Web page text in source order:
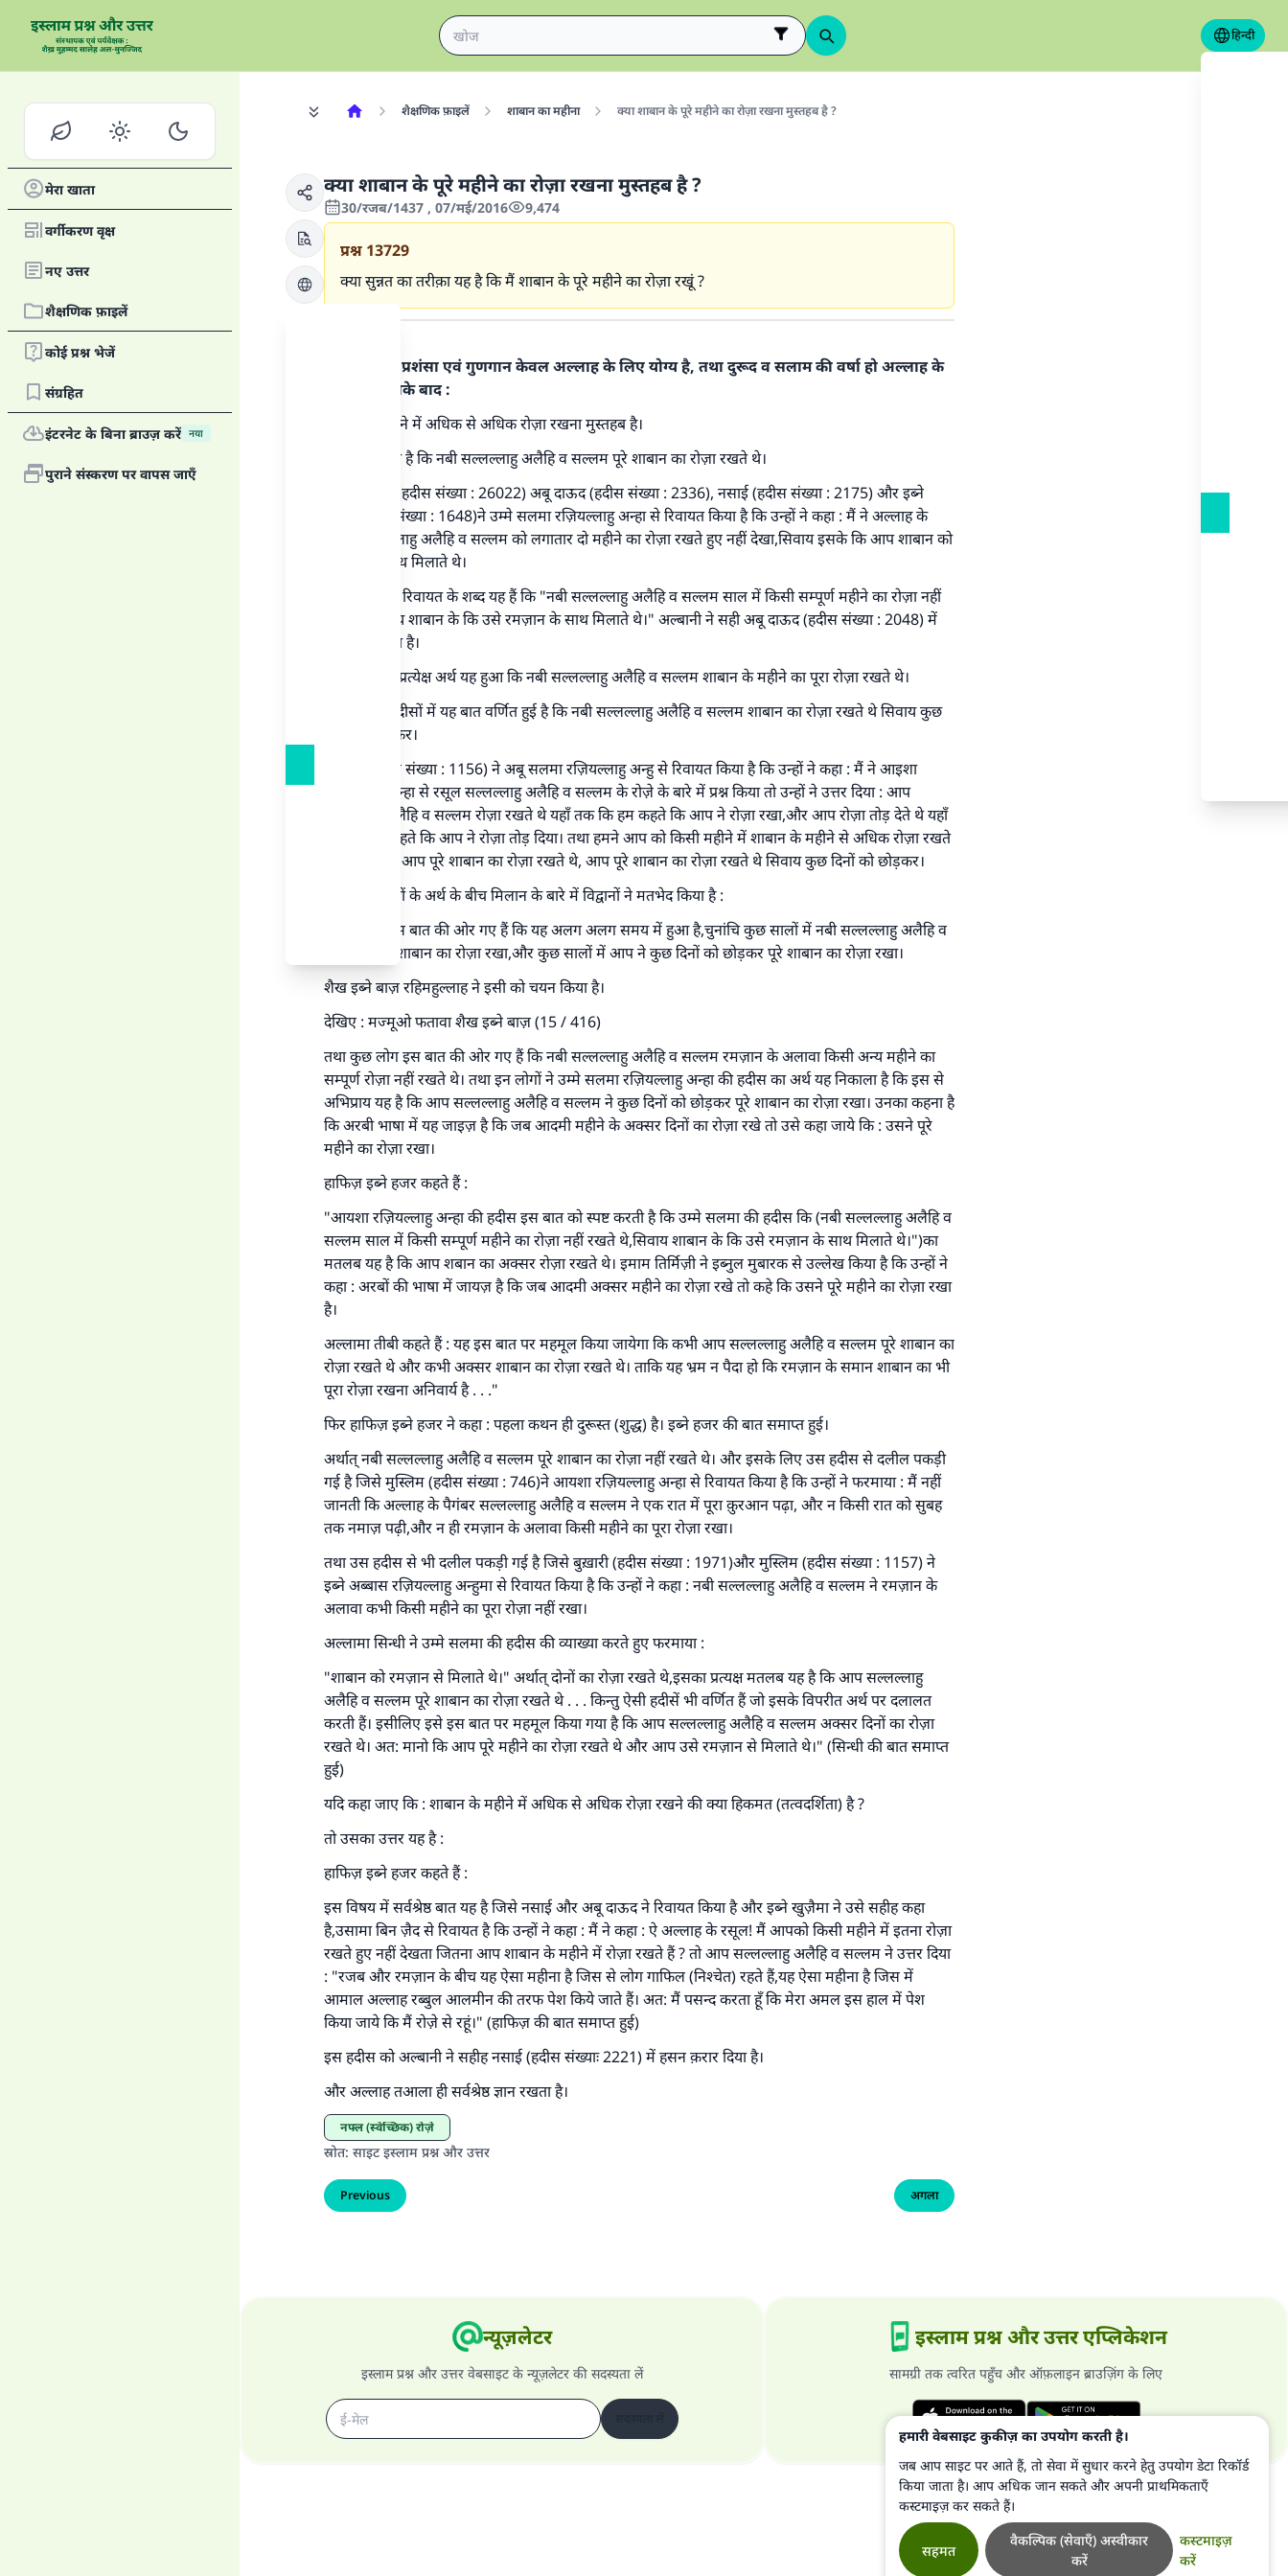
हिन्दी
मेरा खाता
वर्गीकरण वृक्ष
नए उत्तर
शैक्षणिक फ़ाइलें
कोई प्रश्न भेजें
संग्रहित
इंटरनेट के बिना ब्राउज़ करें नया
पुराने संस्करण पर वापस जाएँ
शैक्षणिक फ़ाइलें शाबान का महीना क्या शाबान के पूरे महीने का रोज़ा रखना मुस्तहब है ?
क्या शाबान के पूरे महीने का रोज़ा रखना मुस्तहब है ?
30/रजब/1437 , 07/मई/2016 9,474
प्रश्न 13729
क्या सुन्नत का तरीक़ा यह है कि मैं शाबान के पूरे महीने का रोज़ा रखूं ?
हर प्रकार की प्रशंसा एवं गुणगान केवल अल्लाह के लिए योग्य है, तथा दुरूद व सलाम की वर्षा हो अल्लाह के
रसूल पर। इसके बाद :
शाबान के महीने में अधिक से अधिक रोज़ा रखना मुस्तहब है।
यह बात वर्णित है कि नबी सल्लल्लाहु अलैहि व सल्लम पूरे शाबान का रोज़ा रखते थे।
इमाइ अहमद (हदीस संख्या : 26022) अबू दाऊद (हदीस संख्या : 2336), नसाई (हदीस संख्या : 2175) और इब्ने
माजा (हदीस संख्या : 1648)ने उम्मे सलमा रज़ियल्लाहु अन्हा से रिवायत किया है कि उन्हों ने कहा : मैं ने अल्लाह के
पैगंबर सल्लल्लाहु अलैहि व सल्लम को लगातार दो महीने का रोज़ा रखते हुए नहीं देखा,सिवाय इसके कि आप शाबान को
रमज़ान के साथ मिलाते थे।
अबू दाऊद की रिवायत के शब्द यह हैं कि "नबी सल्लल्लाहु अलैहि व सल्लम साल में किसी सम्पूर्ण महीने का रोज़ा नहीं
रखते थे,सिवाय शाबान के कि उसे रमज़ान के साथ मिलाते थे।" अल्बानी ने सही अबू दाऊद (हदीस संख्या : 2048) में
इसे सहीह कहा है।
इस हदीस का प्रत्येक्ष अर्थ यह हुआ कि नबी सल्लल्लाहु अलैहि व सल्लम शाबान के महीने का पूरा रोज़ा रखते थे।
किन्तु दूसरी हदीसों में यह बात वर्णित हुई है कि नबी सल्लल्लाहु अलैहि व सल्लम शाबान का रोज़ा रखते थे सिवाय कुछ
दिनों को छोड़कर।
मुस्लिम (हदीस संख्या : 1156) ने अबू सलमा रज़ियल्लाहु अन्हु से रिवायत किया है कि उन्हों ने कहा : मैं ने आइशा
रज़ियल्लाहु अन्हा से रसूल सल्लल्लाहु अलैहि व सल्लम के रोज़े के बारे में प्रश्न किया तो उन्हों ने उत्तर दिया : आप
सल्लल्लाहु अलैहि व सल्लम रोज़ा रखते थे यहाँ तक कि हम कहते कि आप ने रोज़ा रखा,और आप रोज़ा तोड़ देते थे यहाँ
तक कि हम कहते कि आप ने रोज़ा तोड़ दिया। तथा हमने आप को किसी महीने में शाबान के महीने से अधिक रोज़ा रखते
हुए नहीं देखा। आप पूरे शाबान का रोज़ा रखते थे, आप पूरे शाबान का रोज़ा रखते थे सिवाय कुछ दिनों को छोड़कर।
इन दोनों हदीसों के अर्थ के बीच मिलान के बारे में विद्वानों ने मतभेद किया है :
कुछ विद्वान इस बात की ओर गए हैं कि यह अलग अलग समय में हुआ है,चुनांचि कुछ सालों में नबी सल्लल्लाहु अलैहि व
सल्लम ने पूरे शाबान का रोज़ा रखा,और कुछ सालों में आप ने कुछ दिनों को छोड़कर पूरे शाबान का रोज़ा रखा।
शैख इब्ने बाज़ रहिमहुल्लाह ने इसी को चयन किया है।
देखिए : मज्मूओ फतावा शैख इब्ने बाज़ (15 / 416)
तथा कुछ लोग इस बात की ओर गए हैं कि नबी सल्लल्लाहु अलैहि व सल्लम रमज़ान के अलावा किसी अन्य महीने का
सम्पूर्ण रोज़ा नहीं रखते थे। तथा इन लोगों ने उम्मे सलमा रज़ियल्लाहु अन्हा की हदीस का अर्थ यह निकाला है कि इस से
अभिप्राय यह है कि आप सल्लल्लाहु अलैहि व सल्लम ने कुछ दिनों को छोड़कर पूरे शाबान का रोज़ा रखा। उनका कहना है
कि अरबी भाषा में यह जाइज़ है कि जब आदमी महीने के अक्सर दिनों का रोज़ा रखे तो उसे कहा जाये कि : उसने पूरे
महीने का रोज़ा रखा।
हाफिज़ इब्ने हजर कहते हैं :
"आयशा रज़ियल्लाहु अन्हा की हदीस इस बात को स्पष्ट करती है कि उम्मे सलमा की हदीस कि (नबी सल्लल्लाहु अलैहि व
सल्लम साल में किसी सम्पूर्ण महीने का रोज़ा नहीं रखते थे,सिवाय शाबान के कि उसे रमज़ान के साथ मिलाते थे।")का
मतलब यह है कि आप शबान का अक्सर रोज़ा रखते थे। इमाम तिर्मिज़ी ने इब्नुल मुबारक से उल्लेख किया है कि उन्हों ने
कहा : अरबों की भाषा में जायज़ है कि जब आदमी अक्सर महीने का रोज़ा रखे तो कहे कि उसने पूरे महीने का रोज़ा रखा
है।
अल्लामा तीबी कहते हैं : यह इस बात पर महमूल किया जायेगा कि कभी आप सल्लल्लाहु अलैहि व सल्लम पूरे शाबान का
रोज़ा रखते थे और कभी अक्सर शाबान का रोज़ा रखते थे। ताकि यह भ्रम न पैदा हो कि रमज़ान के समान शाबान का भी
पूरा रोज़ा रखना अनिवार्य है . . ."
फिर हाफिज़ इब्ने हजर ने कहा : पहला कथन ही दुरूस्त (शुद्ध) है। इब्ने हजर की बात समाप्त हुई।
अर्थात् नबी सल्लल्लाहु अलैहि व सल्लम पूरे शाबान का रोज़ा नहीं रखते थे। और इसके लिए उस हदीस से दलील पकड़ी
गई है जिसे मुस्लिम (हदीस संख्या : 746)ने आयशा रज़ियल्लाहु अन्हा से रिवायत किया है कि उन्हों ने फरमाया : मैं नहीं
जानती कि अल्लाह के पैगंबर सल्लल्लाहु अलैहि व सल्लम ने एक रात में पूरा क़ुरआन पढ़ा, और न किसी रात को सुबह
तक नमाज़ पढ़ी,और न ही रमज़ान के अलावा किसी महीने का पूरा रोज़ा रखा।
तथा उस हदीस से भी दलील पकड़ी गई है जिसे बुख़ारी (हदीस संख्या : 1971)और मुस्लिम (हदीस संख्या : 1157) ने
इब्ने अब्बास रज़ियल्लाहु अन्हुमा से रिवायत किया है कि उन्हों ने कहा : नबी सल्लल्लाहु अलैहि व सल्लम ने रमज़ान के
अलावा कभी किसी महीने का पूरा रोज़ा नहीं रखा।
अल्लामा सिन्धी ने उम्मे सलमा की हदीस की व्याख्या करते हुए फरमाया :
"शाबान को रमज़ान से मिलाते थे।" अर्थात् दोनों का रोज़ा रखते थे,इसका प्रत्यक्ष मतलब यह है कि आप सल्लल्लाहु
अलैहि व सल्लम पूरे शाबान का रोज़ा रखते थे . . . किन्तु ऐसी हदीसें भी वर्णित हैं जो इसके विपरीत अर्थ पर दलालत
करती हैं। इसीलिए इसे इस बात पर महमूल किया गया है कि आप सल्लल्लाहु अलैहि व सल्लम अक्सर दिनों का रोज़ा
रखते थे। अत: मानो कि आप पूरे महीने का रोज़ा रखते थे और आप उसे रमज़ान से मिलाते थे।" (सिन्धी की बात समाप्त
हुई)
यदि कहा जाए कि : शाबान के महीने में अधिक से अधिक रोज़ा रखने की क्या हिकमत (तत्वदर्शिता) है ?
तो उसका उत्तर यह है :
हाफिज़ इब्ने हजर कहते हैं :
इस विषय में सर्वश्रेष्ठ बात यह है जिसे नसाई और अबू दाऊद ने रिवायत किया है और इब्ने खुज़ैमा ने उसे सहीह कहा
है,उसामा बिन ज़ैद से रिवायत है कि उन्हों ने कहा : मैं ने कहा : ऐ अल्लाह के रसूल! मैं आपको किसी महीने में इतना रोज़ा
रखते हुए नहीं देखता जितना आप शाबान के महीने में रोज़ा रखते हैं ? तो आप सल्लल्लाहु अलैहि व सल्लम ने उत्तर दिया
: "रजब और रमज़ान के बीच यह ऐसा महीना है जिस से लोग गाफिल (निश्चेत) रहते हैं,यह ऐसा महीना है जिस में
आमाल अल्लाह रब्बुल आलमीन की तरफ पेश किये जाते हैं। अत: मैं पसन्द करता हूँ कि मेरा अमल इस हाल में पेश
किया जाये कि मैं रोज़े से रहूं।" (हाफिज़ की बात समाप्त हुई)
इस हदीस को अल्बानी ने सहीह नसाई (हदीस संख्याः 2221) में हसन क़रार दिया है।
और अल्लाह तआला ही सर्वश्रेष्ठ ज्ञान रखता है।
नफ्ल (स्वेच्छिक) रोज़े
स्रोत: साइट इस्लाम प्रश्न और उत्तर
Previous अगला
न्यूज़लेटर
इस्लाम प्रश्न और उत्तर वेबसाइट के न्यूज़लेटर की सदस्यता लें
इस्लाम प्रश्न और उत्तर एप्लिकेशन
सामग्री तक त्वरित पहुँच और ऑफ़लाइन ब्राउज़िंग के लिए
उम्मत के प्रश्नों का उत्तर देने में हमारी सहायता करें
अल्लाह के रसूल सल्लल्लाहु अलैहि व सल्लम ने फरमाया :
'जो व्यक्ति भलाई का मार्ग दर्शाए, उसके लिए उस भलाई के करने वाले के समान प्रतिफल
(मुस्लिम : 1893).
योगदान करें
हमारी वेबसाइट कुकीज़ का उपयोग करती है।
जब आप साइट पर आते हैं, तो सेवा में सुधार करने हेतु उपयोग डेटा रिकॉर्ड
किया जाता है। आप अधिक जान सकते और अपनी प्राथमिकताएँ
कस्टमाइज़ कर सकते हैं।
कस्टमाइज़
करें
वैकल्पिक (सेवाएँ) अस्वीकार
करें
सहमत